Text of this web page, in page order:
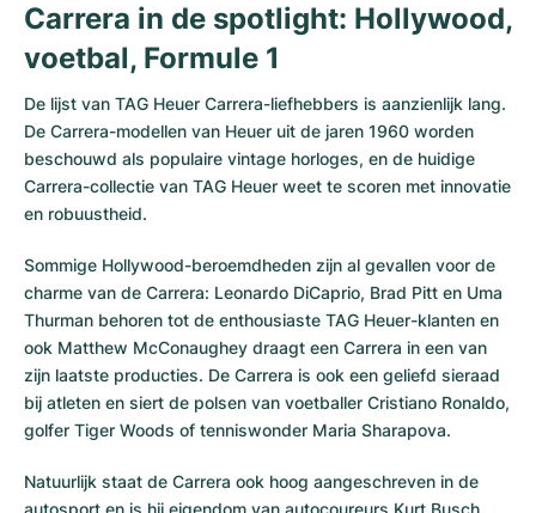
Carrera in de spotlight: Hollywood,
voetbal, Formule 1
De lijst van TAG Heuer Carrera-liefhebbers is aanzienlijk lang.
De Carrera-modellen van Heuer uit de jaren 1960 worden
beschouwd als populaire vintage horloges, en de huidige
Carrera-collectie van TAG Heuer weet te scoren met innovatie
en robuustheid.
Sommige Hollywood-beroemdheden zijn al gevallen voor de
charme van de Carrera: Leonardo DiCaprio, Brad Pitt en Uma
Thurman behoren tot de enthousiaste TAG Heuer-klanten en
ook Matthew McConaughey draagt een Carrera in een van
zijn laatste producties. De Carrera is ook een geliefd sieraad
bij atleten en siert de polsen van voetballer Cristiano Ronaldo,
golfer Tiger Woods of tenniswonder Maria Sharapova.
Natuurlijk staat de Carrera ook hoog aangeschreven in de
autosport en is hij eigendom van autocoureurs Kurt Busch,